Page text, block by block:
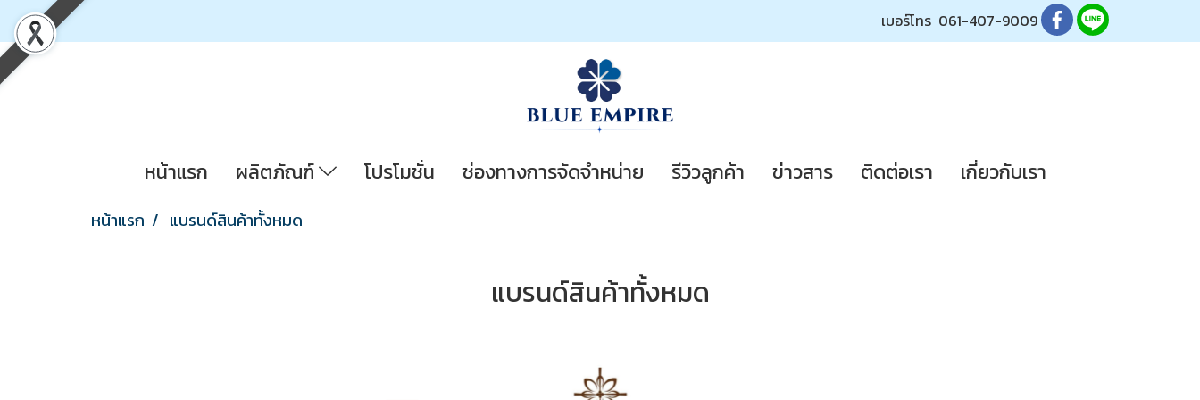
เบอร์โทร 061-407-9009
หน้าแรก ผลิตภัณฑ์ โปรโมชั่น ช่องทางการจัดจำหน่าย รีวิวลูกค้า ข่าวสาร ติดต่อเรา เกี่ยวกับเรา
หน้าแรก แบรนด์สินค้าทั้งหมด
แบรนด์สินค้าทั้งหมด